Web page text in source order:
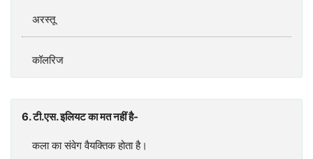
अरस्तू
कॉलरिज
6. टी.एस. इलियट का मत नहीं है-
कला का संवेग वैयक्तिक होता है।